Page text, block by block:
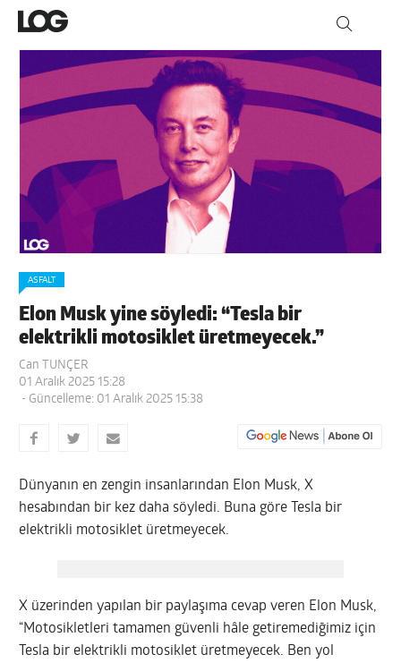
ASFALT
Elon Musk yine söyledi: “Tesla bir
elektrikli motosiklet üretmeyecek.”
Can TUNÇER
01 Aralık 2025 15:28
- Güncelleme: 01 Aralık 2025 15:38
Dünyanın en zengin insanlarından Elon Musk, X
hesabından bir kez daha söyledi. Buna göre Tesla bir
elektrikli motosiklet üretmeyecek.
X üzerinden yapılan bir paylaşıma cevap veren Elon Musk,
“Motosikletleri tamamen güvenli hâle getiremediğimiz için
Tesla bir elektrikli motosiklet üretmeyecek. Ben yol